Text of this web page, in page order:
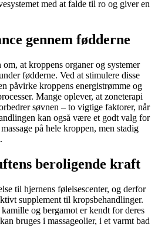
med at falde til ro og giver en
gennem fødderne
at kroppens organer og systemer
fødderne. Ved at stimulere disse
påvirke kroppens energistrømme og
Mange oplever, at zoneterapi
søvnen – to vigtige faktorer, når
kan også være et godt valg for
på hele kroppen, men stadig
beroligende kraft
til hjernens følelsescenter, og derfor
supplement til kropsbehandlinger.
og bergamot er kendt for deres
bruges i massageolier, i et varmt bad